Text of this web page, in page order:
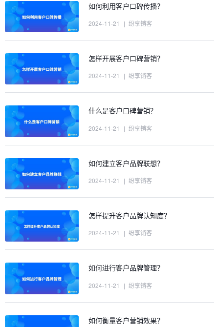
如何利用客户口碑传播？
2024-11-21 | 纷享销客
怎样开展客户口碑营销？
2024-11-21 | 纷享销客
什么是客户口碑营销？
2024-11-21 | 纷享销客
如何建立客户品牌联想？
2024-11-21 | 纷享销客
怎样提升客户品牌认知度？
2024-11-21 | 纷享销客
如何进行客户品牌管理？
2024-11-21 | 纷享销客
如何衡量客户营销效果？